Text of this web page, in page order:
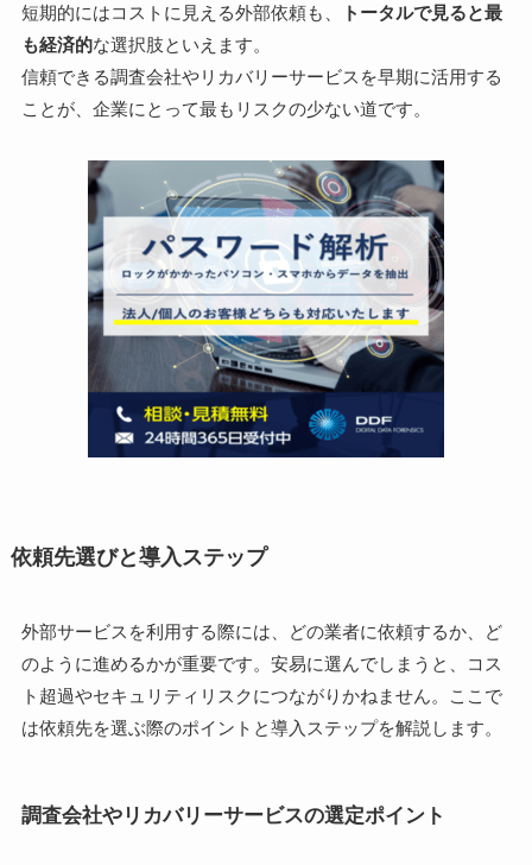
短期的にはコストに見える外部依頼も、
トータルで見ると最
も経済的な選択肢といえます。
信頼できる調査会社やリカバリーサービスを早期に活用する
ことが、企業にとって最もリスクの少ない道です。
依頼先選びと導入ステップ
外部サービスを利用する際には、どの業者に依頼するか、ど
のように進めるかが重要です。安易に選んでしまうと、コス
ト超過やセキュリティリスクにつながりかねません。ここで
は依頼先を選ぶ際のポイントと導入ステップを解説します。
調査会社やリカバリーサービスの選定ポイント